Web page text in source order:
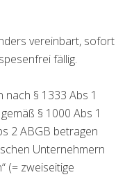
vereinbart, sofort
fällig.
nach § 1333 Abs 1
§ 1000 Abs 1
2 ABGB betragen
Unternehmern
(= zweiseitige